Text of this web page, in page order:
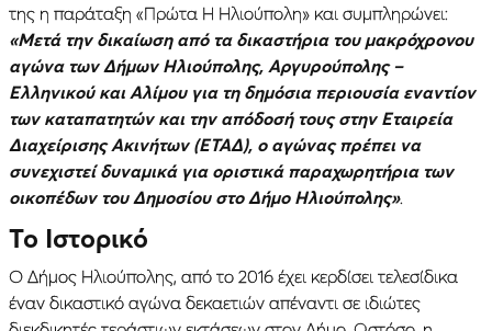
της η παράταξη «Πρώτα Η Ηλιούπολη» και συμπληρώνει:
«Μετά την δικαίωση από τα δικαστήρια του μακρόχρονου
αγώνα των Δήμων Ηλιούπολης, Αργυρούπολης –
Ελληνικού και Αλίμου για τη δημόσια περιουσία εναντίον
των καταπατητών και την απόδοσή τους στην Εταιρεία
Διαχείρισης Ακινήτων (ΕΤΑΔ), ο αγώνας πρέπει να
συνεχιστεί δυναμικά για οριστικά παραχωρητήρια των
οικοπέδων του Δημοσίου στο Δήμο Ηλιούπολης».
Το Ιστορικό
Ο Δήμος Ηλιούπολης, από το 2016 έχει κερδίσει τελεσίδικα
έναν δικαστικό αγώνα δεκαετιών απέναντι σε ιδιώτες